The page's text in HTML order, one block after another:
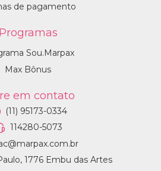
de pagamento
Programas
Sou.Marpax
Max Bônus
em contato
(11) 95173-0334
114280-5073
1776 Embu das Artes